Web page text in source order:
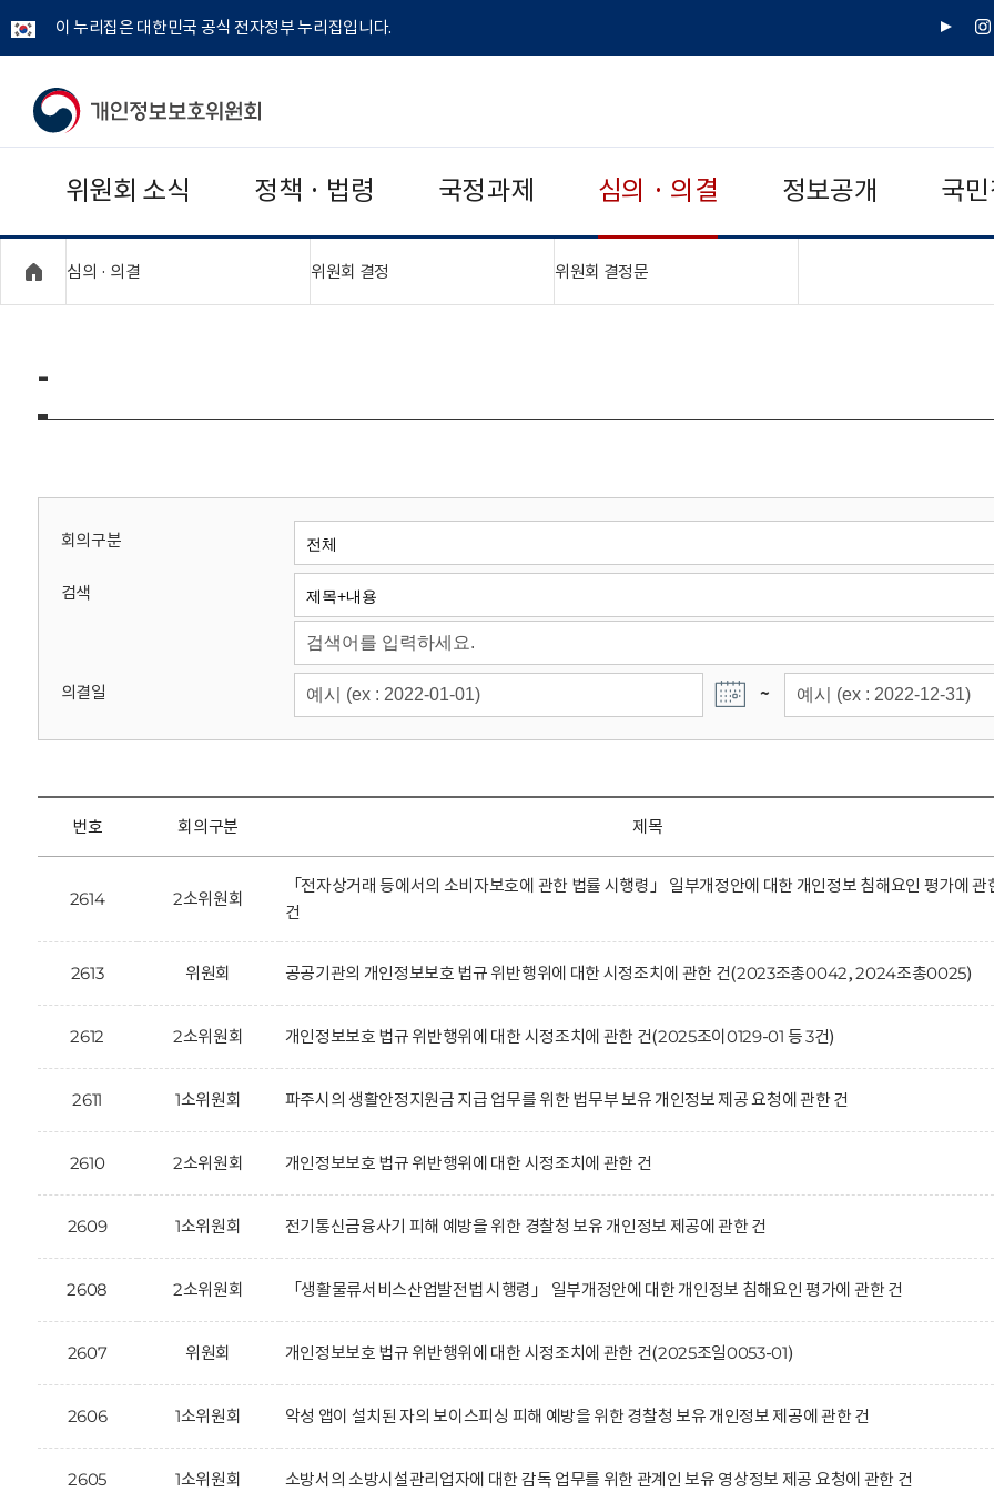
이 누리집은 대한민국 공식 전자정부 누리집입니다.
유
인
개
보
보
위
회
위원회 소식 정책 · 법령 국정과제 심의 · 의결 정보공개 국
심의 · 의결 위원회 결정 위원회 결정문"접기,펼치기"
-
회의구분
검색
의결일 ~
번호 회의구분 제목
2614 2소위원회
「전자상거래 등에서의 소비자보호에 관한 법률 시행령」 일부개정안에 대한 개인정보 침해요인 평가에 관
건
2613 위원회 공공기관의 개인정보보호 법규 위반행위에 대한 시정조치에 관한 건(2023조총0042, 2024조총0025)
2612 2소위원회 개인정보보호 법규 위반행위에 대한 시정조치에 관한 건(2025조이0129-01 등 3건)
2611 1소위원회 파주시의 생활안정지원금 지급 업무를 위한 법무부 보유 개인정보 제공 요청에 관한 건
2610 2소위원회 개인정보보호 법규 위반행위에 대한 시정조치에 관한 건
2609 1소위원회 전기통신금융사기 피해 예방을 위한 경찰청 보유 개인정보 제공에 관한 건
2608 2소위원회 「생활물류서비스산업발전법 시행령」 일부개정안에 대한 개인정보 침해요인 평가에 관한 건
2607 위원회 개인정보보호 법규 위반행위에 대한 시정조치에 관한 건(2025조일0053-01)
2606 1소위원회 악성 앱이 설치된 자의 보이스피싱 피해 예방을 위한 경찰청 보유 개인정보 제공에 관한 건
2605 1소위원회 소방서의 소방시설관리업자에 대한 감독 업무를 위한 관계인 보유 영상정보 제공 요청에 관한 건